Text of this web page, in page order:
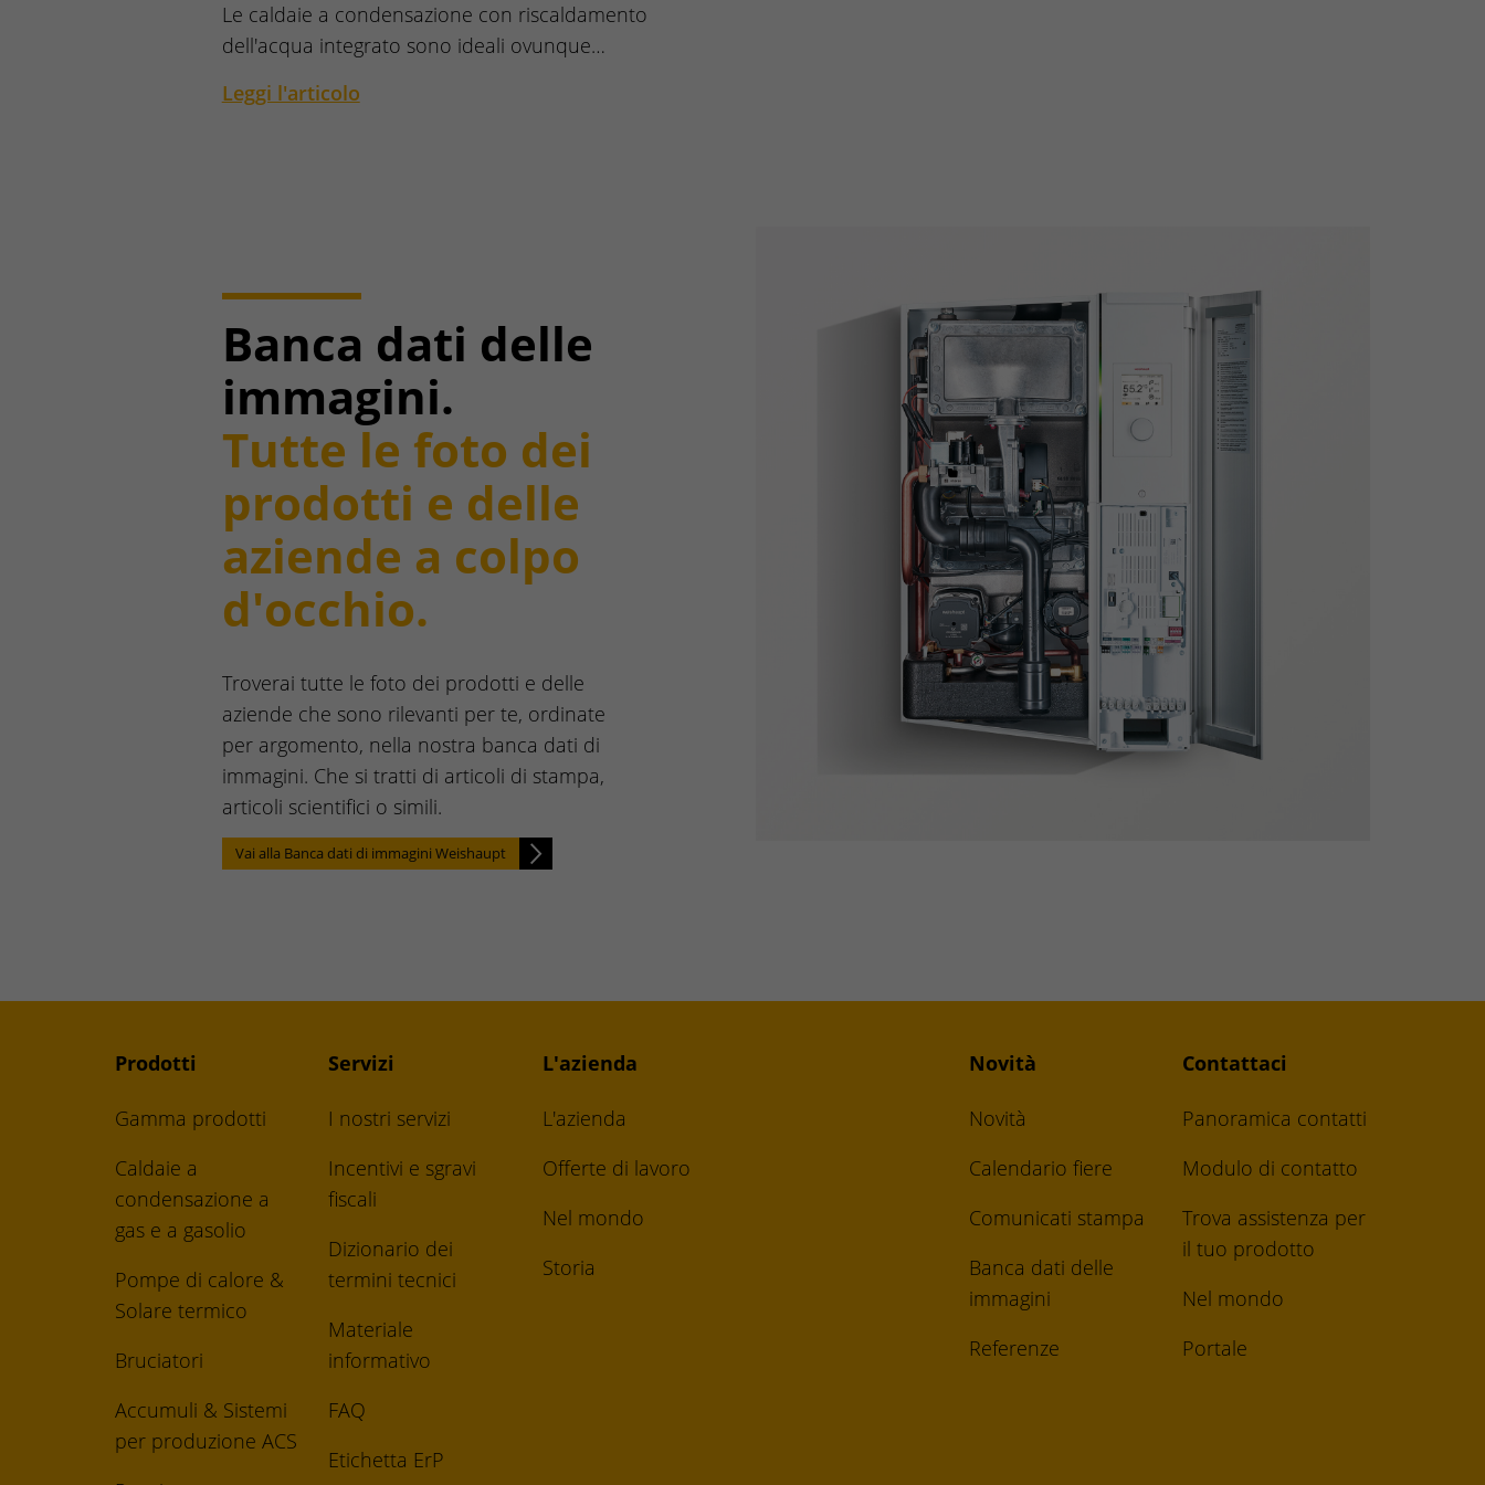
Le caldaie a condensazione con riscaldamento
dell'acqua integrato sono ideali ovunque…
Leggi l'articolo
Banca dati delle
immagini.
Tutte le foto dei
prodotti e delle
aziende a colpo
d'occhio.
Troverai tutte le foto dei prodotti e delle
aziende che sono rilevanti per te, ordinate
per argomento, nella nostra banca dati di
immagini. Che si tratti di articoli di stampa,
articoli scientifici o simili.
Vai alla Banca dati di immagini Weishaupt
Prodotti
Gamma prodotti
Caldaie a
condensazione a
gas e a gasolio
Pompe di calore &
Solare termico
Bruciatori
Accumuli & Sistemi
per produzione ACS
Servizi
I nostri servizi
Incentivi e sgravi
fiscali
Dizionario dei
termini tecnici
Materiale
informativo
FAQ
Etichetta ErP
L'azienda
L'azienda
Offerte di lavoro
Nel mondo
Storia
Novità
Novità
Calendario fiere
Comunicati stampa
Banca dati delle
immagini
Referenze
Contattaci
Panoramica contatti
Modulo di contatto
Trova assistenza per
il tuo prodotto
Nel mondo
Portale